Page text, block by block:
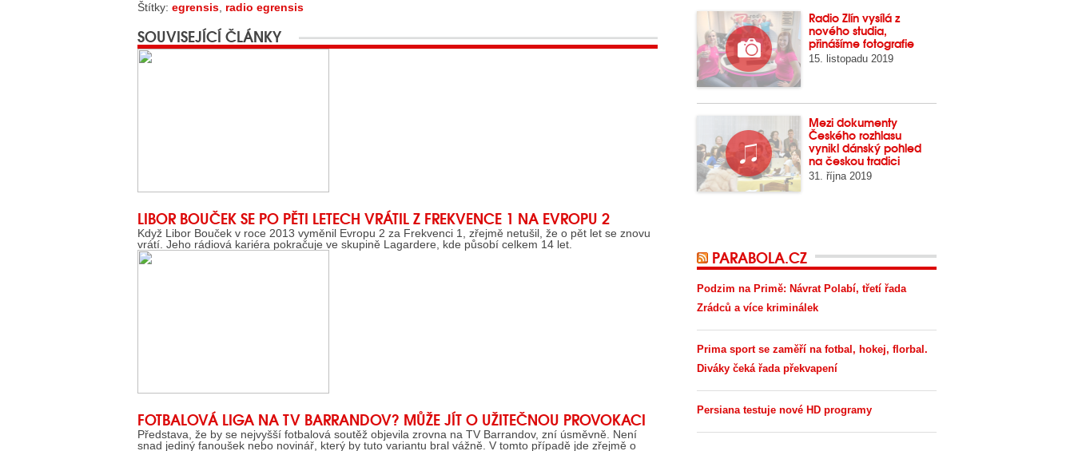
Štítky: egrensis radio egrensis
SOUVISEJÍCÍ ČLÁNKY
LIBOR BOUČEK SE PO PĚTI LETECH VRÁTIL Z FREKVENCE 1 NA EVROPU 2
Když Libor Bouček v roce 2013 vyměnil Evropu 2 za Frekvenci 1, zřejmě netušil, že o pět let se znovu
vrátí. Jeho rádiová kariéra pokračuje ve skupině Lagardere, kde působí celkem 14 let.
FOTBALOVÁ LIGA NA TV BARRANDOV? MŮŽE JÍT O UŽITEČNOU PROVOKACI
Představa, že by se nejvyšší fotbalová soutěž objevila zrovna na TV Barrandov, zní úsměvně. Není
snad jediný fanoušek nebo novinář, který by tuto variantu bral vážně. V tomto případě jde zřejmě o
Radio Zlín vysílá z
nového studia,
přinášíme fotografie
15. listopadu 2019
Mezi dokumenty
Českého rozhlasu
vynikl dánský pohled
na českou tradici
31. října 2019
PARABOLA.CZ
Podzim na Primě: Návrat Polabí, třetí řada
Zrádců a více kriminálek
Prima sport se zaměří na fotbal, hokej, florbal.
Diváky čeká řada překvapení
Persiana testuje nové HD programy